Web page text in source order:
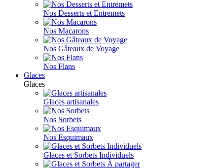
Nos Desserts et Entremets
Nos Macarons
Nos Gâteaux de Voyage
Nos Flans
Glaces
Glaces
Glaces artisanales
Nos Sorbets
Nos Esquimaux
Glaces et Sorbets Individuels